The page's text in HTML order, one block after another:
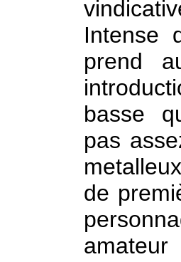
Intense
prend
basse
pas
de
amateur